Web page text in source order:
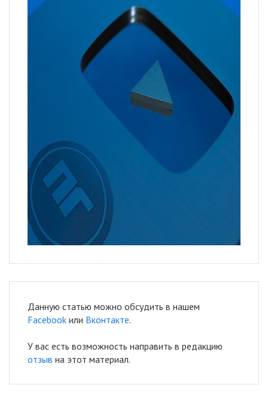
Данную статью можно обсудить в нашем
Facebook или Вконтакте.
У вас есть возможность направить в редакцию
отзыв на этот материал.